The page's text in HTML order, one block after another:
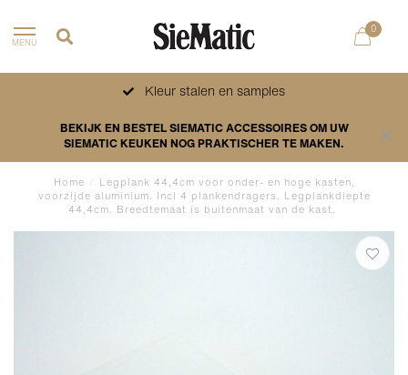
MENU
0
Kleur stalen en samples
BEKIJK EN BESTEL SIEMATIC ACCESSOIRES OM UW
SIEMATIC KEUKEN NOG PRAKTISCHER TE MAKEN.
Home
Legplank 44,4cm voor onder- en hoge kasten,
voorzijde aluminium. Incl 4 plankendragers. Legplankdiepte
44,4cm. Breedtemaat is buitenmaat van de kast.